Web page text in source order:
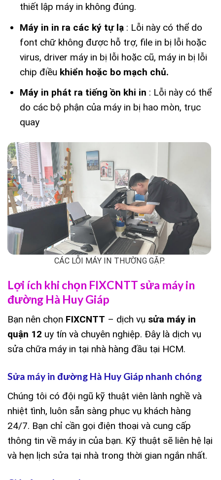
thiết lập máy in không đúng.
Máy in in ra các ký tự lạ: Lỗi này có thể do
font chữ không được hỗ trợ, file in bị lỗi hoặc
virus, driver máy in bị lỗi hoặc cũ, máy in bị lỗi
chip điều khiển hoặc bo mạch chủ.
Máy in phát ra tiếng ồn khi in : Lỗi này có thể
do các bộ phận của máy in bị hao mòn, trục
quay
CÁC LỖI MÁY IN THƯỜNG GẶP.
Lợi ích khi chọn FIXCNTT sửa máy in
đường Hà Huy Giáp
Bạn nên chọn FIXCNTT – dịch vụ sửa máy in
quận 12 uy tín và chuyên nghiệp. Đây là dịch vụ
sửa chữa máy in tại nhà hàng đầu tại HCM.
Sửa máy in đường Hà Huy Giáp nhanh chóng
Chúng tôi có đội ngũ kỹ thuật viên lành nghề và
nhiệt tình, luôn sẵn sàng phục vụ khách hàng
24/7. Bạn chỉ cần gọi điện thoại và cung cấp
thông tin về máy in của bạn. Kỹ thuật sẽ liên hệ lại
và hẹn lịch sửa tại nhà trong thời gian ngắn nhất.